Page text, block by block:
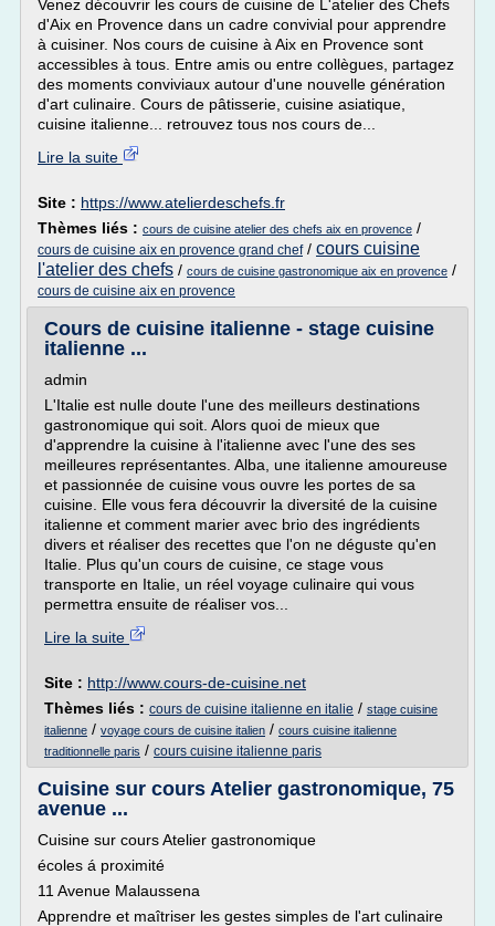
Venez découvrir les cours de cuisine de L'atelier des Chefs
d'Aix en Provence dans un cadre convivial pour apprendre
à cuisiner. Nos cours de cuisine à Aix en Provence sont
accessibles à tous. Entre amis ou entre collègues, partagez
des moments conviviaux autour d'une nouvelle génération
d'art culinaire. Cours de pâtisserie, cuisine asiatique,
cuisine italienne... retrouvez tous nos cours de...
Lire la suite
Site : https://www.atelierdeschefs.fr
Thèmes liés : cours de cuisine atelier des chefs aix en provence /
cours de cuisine aix en provence grand chef/ cours cuisine
l'atelier des chefs / cours de cuisine gastronomique aix en provence /
cours de cuisine aix en provence
Cours de cuisine italienne - stage cuisine
italienne ...
admin
L'Italie est nulle doute l'une des meilleurs destinations
gastronomique qui soit. Alors quoi de mieux que
d'apprendre la cuisine à l'italienne avec l'une des ses
meilleures représentantes. Alba, une italienne amoureuse
et passionnée de cuisine vous ouvre les portes de sa
cuisine. Elle vous fera découvrir la diversité de la cuisine
italienne et comment marier avec brio des ingrédients
divers et réaliser des recettes que l'on ne déguste qu'en
Italie. Plus qu'un cours de cuisine, ce stage vous
transporte en Italie, un réel voyage culinaire qui vous
permettra ensuite de réaliser vos...
Lire la suite
Site : http://www.cours-de-cuisine.net
Thèmes liés : cours de cuisine italienne en italie / stage cuisine
italienne / voyage cours de cuisine italien / cours cuisine italienne
traditionnelle paris / cours cuisine italienne paris
Cuisine sur cours Atelier gastronomique, 75
avenue ...
Cuisine sur cours Atelier gastronomique
écoles á proximité
11 Avenue Malaussena
Apprendre et maîtriser les gestes simples de l'art culinaire